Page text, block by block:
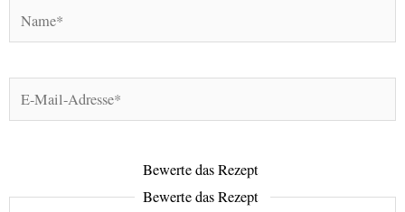
Name*
E-
Mail-
Bewerte das Rezept
Bewerte das Rezept